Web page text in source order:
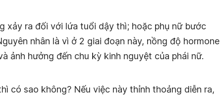
xảy ra đối với lứa tuổi dậy thì; hoặc phụ nữ bước
nhân là vì ở 2 giai đoạn này, nồng độ hormone
ảnh hưởng đến chu kỳ kinh nguyệt của phái nữ.
có sao không? Nếu việc này thỉnh thoảng diễn ra,